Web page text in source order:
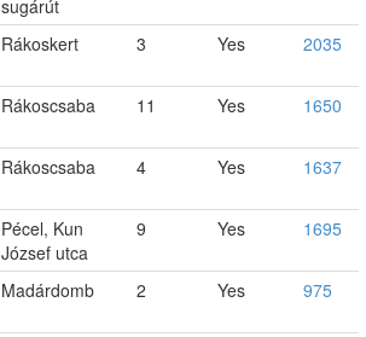
sugárút
Rákoskert 3 Yes 2035
Rákoscsaba 11 Yes 1650
Rákoscsaba 4 Yes 1637
Pécel, Kun
József utca
9 Yes 1695
Madárdomb 2 Yes 975